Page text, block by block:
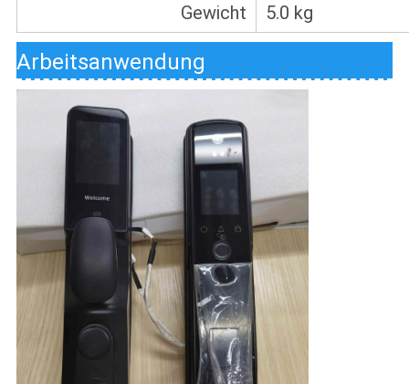
Gewicht
5.0 kg
Arbeitsanwendung